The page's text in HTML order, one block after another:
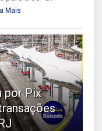
Mais
por Pix